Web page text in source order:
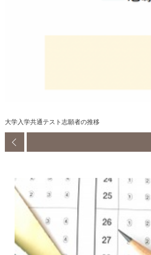
大学入学共通テスト志願者の推移